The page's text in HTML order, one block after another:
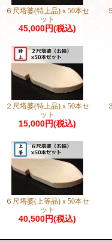
６尺塔婆(特上品)ｘ50本セ
ット
45,000円(税込)
２尺塔婆(特上品)ｘ50本セ
ット
15,000円(税込)
６尺塔婆(上等品)ｘ50本セ
ット
40,500円(税込)